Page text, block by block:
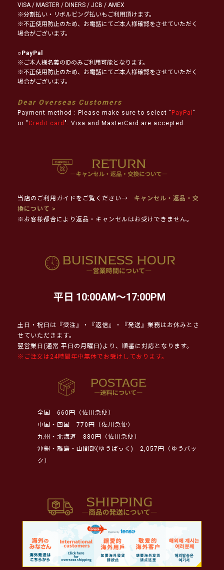
VISA / MASTER / DINERS / JCB / AMEX
※分割払い・リボルビング払いもご利用頂けます。
※不正使用防止のため、お電話にてご本人様確認をさせていただく
場合がございます。
○PayPal
※ご本人様名義のIDのみご利用可能となります。
※不正使用防止のため、お電話にてご本人様確認をさせていただく
場合がございます。
Dear Overseas Customers
Payment method : Please make sure to select " PayPal "
or " Credit card ". Visa and MasterCard are accepted.
当店のご利用ガイドをご覧ください→
キャンセル・返品・交
換について >
※お客様都合により返品・キャンセルはお受けできません。
平日 10:00AM～17:00PM
土日・祝日は『受注』・『返信』・『発送』業務はお休みとさ
せていただきます。
翌営業日(通常 平日の月曜日)より、順番に対応となります。
※ご注文は24時間年中無休でお受けしております。
全国
660円（佐川急便）
中国・四国
770円（佐川急便）
九州・北海道
880円（佐川急便）
沖縄・離島・山間部(ゆうぱっく)
2,057円（ゆうパッ
ク）